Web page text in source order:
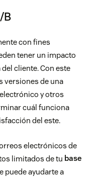
B
con fines
tener un impacto
cliente. Con este
versiones de una
y otros
cuál funciona
del este.
electrónicos de
limitados de tu base
puede ayudarte a